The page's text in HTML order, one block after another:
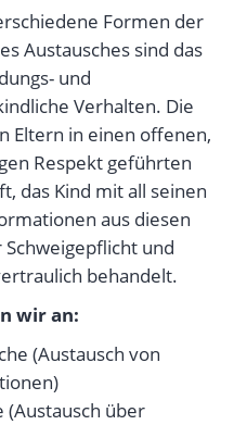
Formen der
Austausches sind das
und
Verhalten. Die
Eltern in einen offenen,
Respekt geführten
das Kind mit all seinen
aus diesen
und
behandelt.
wir an:
(Austausch von
(Austausch über